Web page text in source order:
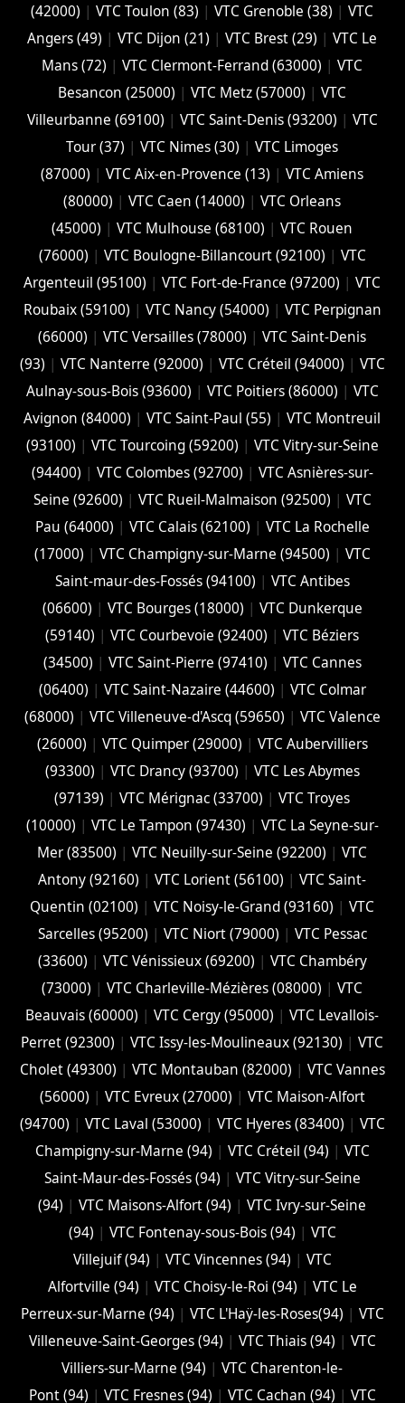
(42000) |VTC Toulon (83) |VTC Grenoble (38) |VTC
Angers (49) |VTC Dijon (21) |VTC Brest (29) |VTC Le
Mans (72) |VTC Clermont-Ferrand (63000) |VTC
Besancon (‎25000) |VTC Metz (57000) |VTC
Villeurbanne (‎69100) | VTC Saint-Denis (93200) | VTC
Tour (37) |VTC Nimes (30) |VTC Limoges
(‎87000) |VTC Aix-en-Provence (13) |VTC Amiens
(‎80000) |VTC Caen (14000) |VTC Orleans
(45000) |VTC Mulhouse (68100) |VTC Rouen
(76000) | VTC Boulogne-Billancourt (92100) | VTC
Argenteuil (95100) |VTC Fort-de-France (97200) |VTC
Roubaix (‎59100) | VTC Nancy (‎54000) | VTC Perpignan
(66000) |VTC Versailles (‎78000) |VTC Saint-Denis
(93) | VTC Nanterre (92000) | VTC Créteil (94000) | VTC
Aulnay-sous-Bois (93600) | VTC Poitiers (86000) | VTC
Avignon (84000) |VTC Saint-Paul (55) |VTC Montreuil
(93100) | VTC Tourcoing (59200) | VTC Vitry-sur-Seine
(94400) | VTC Colombes (92700) | VTC Asnières-sur-
Seine (92600) | VTC Rueil-Malmaison (92500) | VTC
Pau (64000) | VTC Calais (‎62100) | VTC La Rochelle
(17000) | VTC Champigny-sur-Marne (94500) | VTC
Saint-maur-des-Fossés (94100) | VTC Antibes
(06600) | VTC Bourges (18000) | VTC Dunkerque
(59140) |VTC Courbevoie (92400) |VTC Béziers
(34500) | VTC Saint-Pierre (97410) | VTC Cannes
(06400) | VTC Saint-Nazaire (44600) | VTC Colmar
(68000) | VTC Villeneuve-d'Ascq (59650) | VTC Valence
(26000) | VTC Quimper (29000) | VTC Aubervilliers
(93300) | VTC Drancy (93700) | VTC Les Abymes
(97139) |VTC Mérignac (33700) |VTC Troyes
(10000) | VTC Le Tampon (97430) | VTC La Seyne-sur-
Mer (83500) |VTC Neuilly-sur-Seine (92200) |VTC
Antony (92160) |VTC Lorient (56100) |VTC Saint-
Quentin (02100) |VTC Noisy-le-Grand (93160) |VTC
Sarcelles (95200) | VTC Niort (‎79000) | VTC Pessac
(33600) | VTC Vénissieux (69200) | VTC Chambéry
(‎73000) |VTC Charleville-Mézières (08000) |VTC
Beauvais (60000) |VTC Cergy (95000) |VTC Levallois-
Perret (92300) |VTC Issy-les-Moulineaux (92130) |VTC
Cholet (‎49300) | VTC Montauban (82000) | VTC Vannes
(56000) | VTC Evreux (27000) | VTC Maison-Alfort
(94700) | VTC Laval (53000) | VTC Hyeres (‎83400) | VTC
Champigny-sur-Marne (94) | VTC Créteil (94) | VTC
Saint-Maur-des-Fossés (94) | VTC Vitry-sur-Seine
(94) |VTC Maisons-Alfort (94) |VTC Ivry-sur-Seine
(94) | VTC Fontenay-sous-Bois (94) | VTC
Villejuif (94) | VTC Vincennes (94) | VTC
Alfortville (94) | VTC Choisy-le-Roi (94) | VTC Le
Perreux-sur-Marne (94) | VTC L'Haÿ-les-Roses(94) | VTC
Villeneuve-Saint-Georges (94) | VTC Thiais (94) | VTC
Villiers-sur-Marne (94) |VTC Charenton-le-
Pont (94) | VTC Fresnes (94) | VTC Cachan (94) | VTC